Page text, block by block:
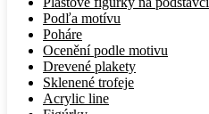
Podľa motívu
Poháre
Ocenění podle motivu
Drevené plakety
Sklenené trofeje
Acrylic line